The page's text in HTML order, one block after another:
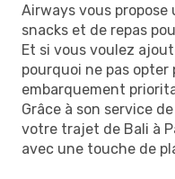
Airways vous
snacks et de repas
Et si vous voulez
pourquoi ne pas
embarquement
Grâce à son service
votre trajet de Bali à
avec une touche de